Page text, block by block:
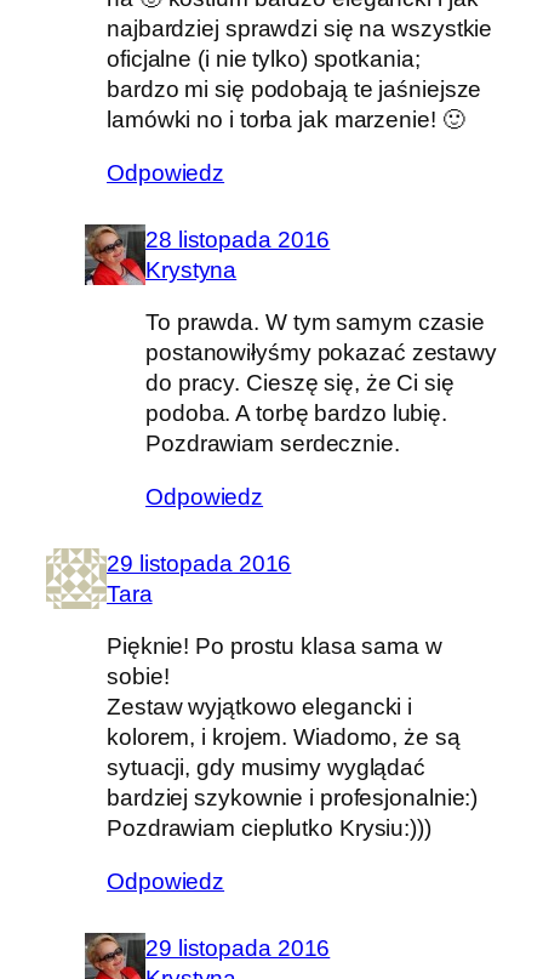
najbardziej sprawdzi się na wszystkie
oficjalne (i nie tylko) spotkania;
bardzo mi się podobają te jaśniejsze
lamówki no i torba jak marzenie! 🙂
Odpowiedz
28 listopada 2016
Krystyna
To prawda. W tym samym czasie
postanowiłyśmy pokazać zestawy
do pracy. Cieszę się, że Ci się
podoba. A torbę bardzo lubię.
Pozdrawiam serdecznie.
Odpowiedz
29 listopada 2016
Tara
Pięknie! Po prostu klasa sama w
sobie!
Zestaw wyjątkowo elegancki i
kolorem, i krojem. Wiadomo, że są
sytuacji, gdy musimy wyglądać
bardziej szykownie i profesjonalnie:)
Pozdrawiam cieplutko Krysiu:)))
Odpowiedz
29 listopada 2016